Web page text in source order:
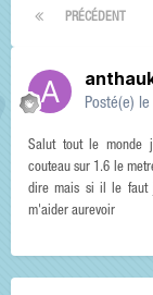
PRÉCÉDENT
Posté(e)
Salut tout le monde
couteau sur 1.6 le
dire mais si il le faut
m'aider aurevoir